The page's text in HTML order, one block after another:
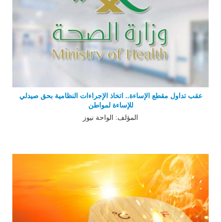
عقب تداول مقطع الإساءة.. اتخاذ الإجراءات النظامية بحق صيدلي
للإساءة لمواطن
المؤلف: الواحة نيوز